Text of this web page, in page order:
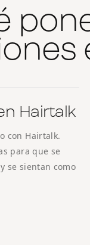
Hairtalk
con Hairtalk.
para que se
se sientan como